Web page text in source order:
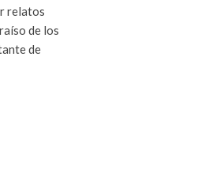
relatos
de los
de